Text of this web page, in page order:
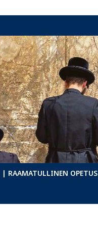
| RAAMATULLINEN OPETUS